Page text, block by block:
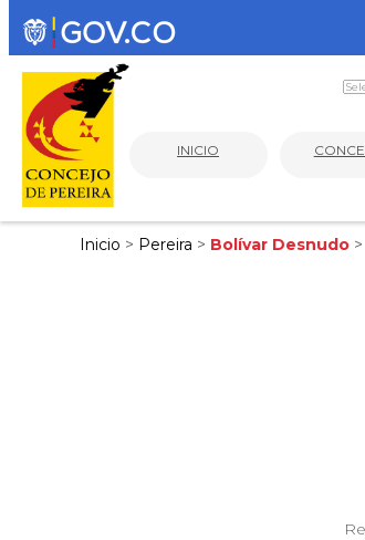
INICIO
Inicio > Pereira > Bolívar Desnudo >